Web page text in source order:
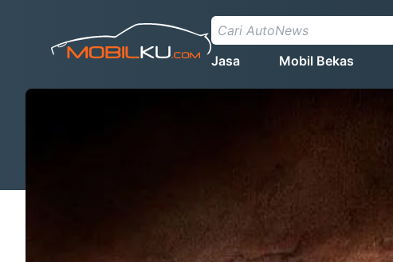
Jasa Mobil Bekas